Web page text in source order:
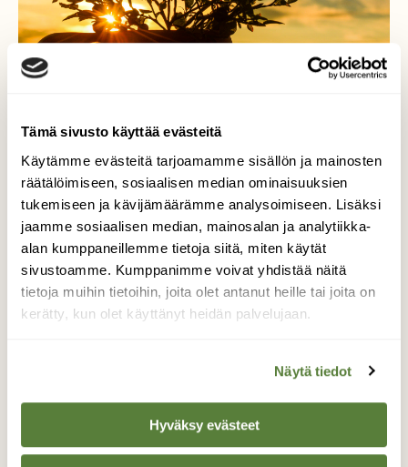
Tämä sivusto käyttää evästeitä
Käytämme evästeitä tarjoamamme sisällön ja mainosten
räätälöimiseen, sosiaalisen median ominaisuuksien
tukemiseen ja kävijämäärämme analysoimiseen. Lisäksi
jaamme sosiaalisen median, mainosalan ja analytiikka-
alan kumppaneillemme tietoja siitä, miten käytät
sivustoamme. Kumppanimme voivat yhdistää näitä
tietoja muihin tietoihin, joita olet antanut heille tai joita on
kerätty, kun olet käyttänyt heidän palvelujaan.
Näytä tiedot
Hyväksy evästeet
Päivänsäde viimeinen
Kauniin kesäillan viime säteet
Valokuvaaja: MAIJA SAVOLAINEN, NURMES